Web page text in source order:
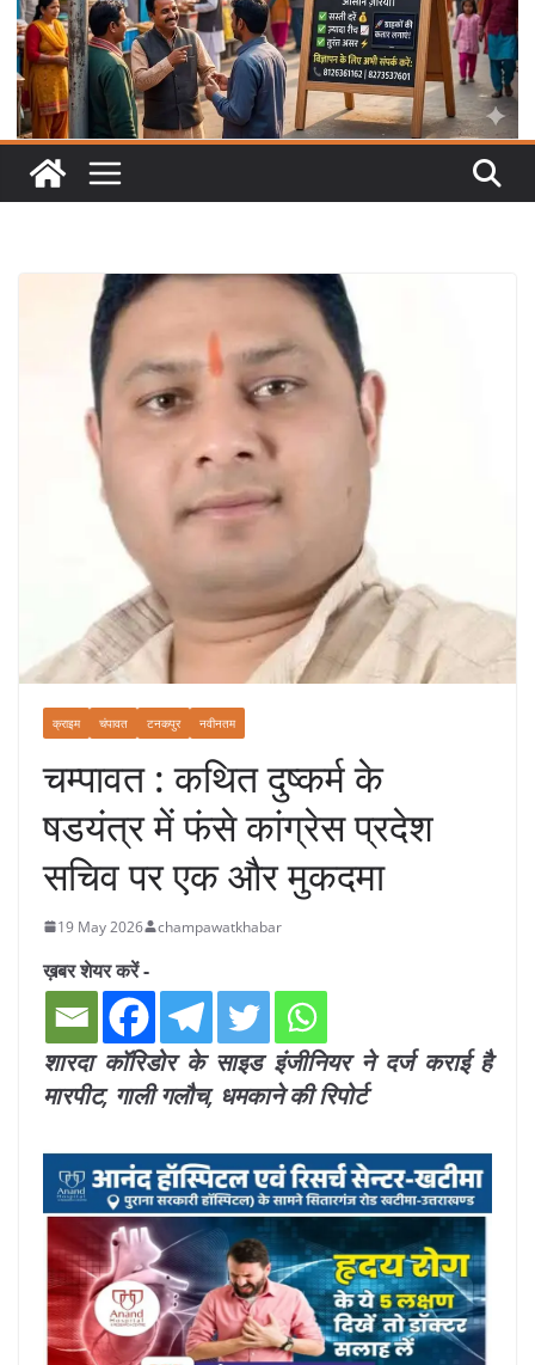
क्राइम चंपावत टनकपुर नवीनतम
चम्पावत : कथित दुष्कर्म के
षडयंत्र में फंसे कांग्रेस प्रदेश
सचिव पर एक और मुकदमा
19 May 2026 champawatkhabar
ख़बर शेयर करें -
शारदा कॉरिडोर के साइड इंजीनियर ने दर्ज कराई है
मारपीट, गाली गलौच, धमकाने की रिपोर्ट